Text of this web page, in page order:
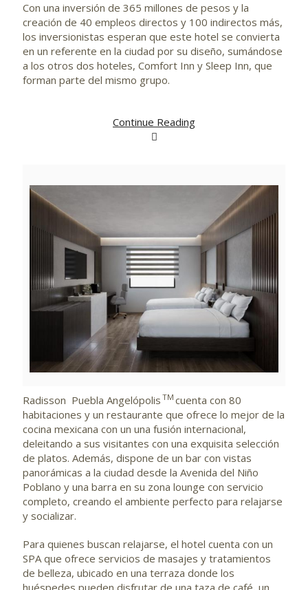
Con una inversión de 365 millones de pesos y la
creación de 40 empleos directos y 100 indirectos más,
los inversionistas esperan que este hotel se convierta
en un referente en la ciudad por su diseño, sumándose
a los otros dos hoteles, Comfort Inn y Sleep Inn, que
forman parte del mismo grupo.
Continue Reading
View
FileFile
Radisson Puebla Angelópolis TMcuenta con 80
habitaciones y un restaurante que ofrece lo mejor de la
cocina mexicana con un una fusión internacional,
deleitando a sus visitantes con una exquisita selección
de platos. Además, dispone de un bar con vistas
panorámicas a la ciudad desde la Avenida del Niño
Poblano y una barra en su zona lounge con servicio
completo, creando el ambiente perfecto para relajarse
y socializar.
Para quienes buscan relajarse, el hotel cuenta con un
SPA que ofrece servicios de masajes y tratamientos
de belleza, ubicado en una terraza donde los
huéspedes pueden disfrutar de una taza de café, un